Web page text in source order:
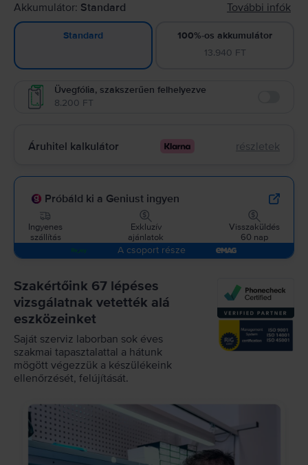
Akkumulátor: Standard További infók
Standard
100%-os akkumulátor
13.940 FT
Üvegfólia, szakszerűen felhelyezve
8.200 FT
Áruhitel kalkulátor részletek
Próbáld ki a Geniust ingyen
Ingyenes
szállítás
Exkluzív
ajánlatok
Visszaküldés
60 nap
A csoport része
Szakértőink 67 lépéses
vizsgálatnak vetették alá
eszközeinket
Saját szerviz laborban sok éves
szakmai tapasztalattal a hátunk
mögött végezzük a készülékeink
ellenőrzését, felújítását.